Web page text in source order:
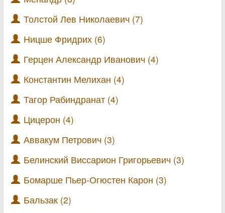
Толстой Лев Николаевич (7)
Ницше Фридрих (6)
Герцен Александр Иванович (4)
Константин Мелихан (4)
Тагор Рабиндранат (4)
Цицерон (4)
Аввакум Петрович (3)
Белинский Виссарион Григорьевич (3)
Бомарше Пьер-Огюстен Карон (3)
Бальзак (2)